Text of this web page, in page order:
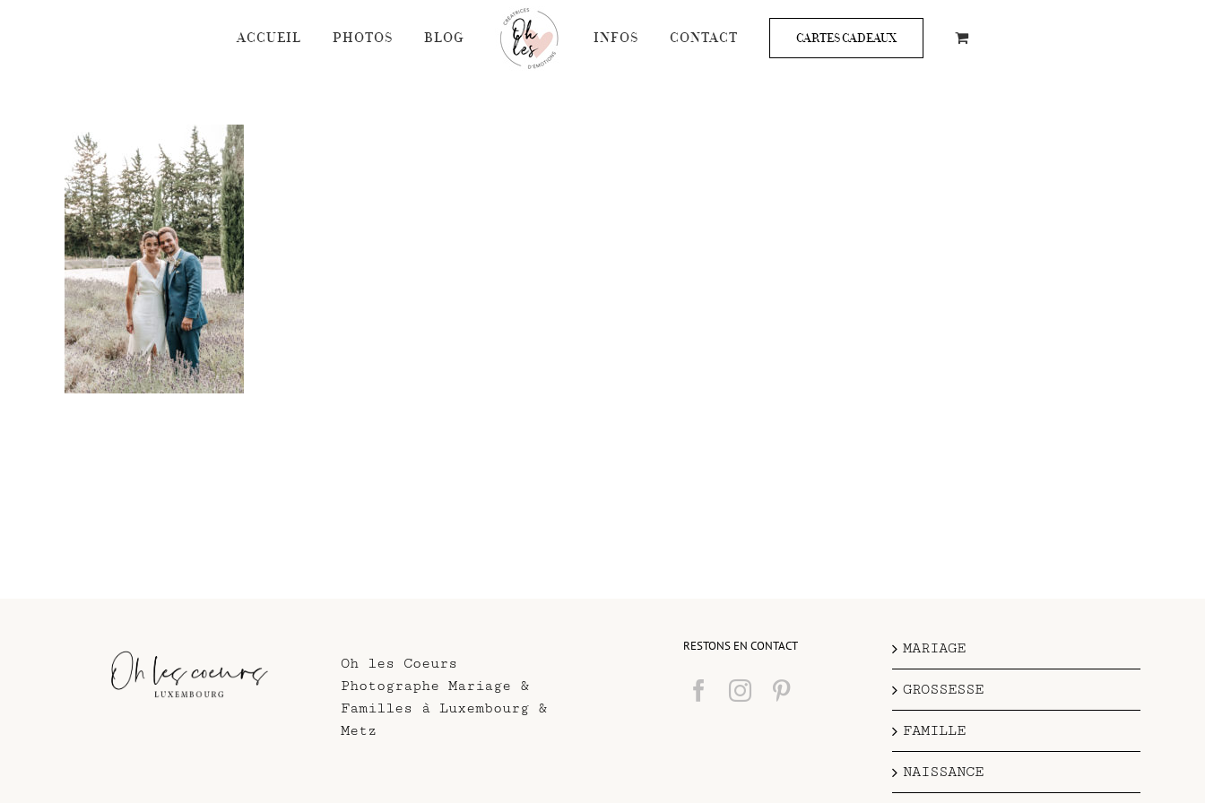
ACCUEIL PHOTOS BLOG INFOS CONTACT CARTES CADEAUX
Oh les Coeurs
Photographe Mariage &
Familles à Luxembourg &
Metz
RESTONS EN CONTACT MARIAGE
GROSSESSE
FAMILLE
NAISSANCE